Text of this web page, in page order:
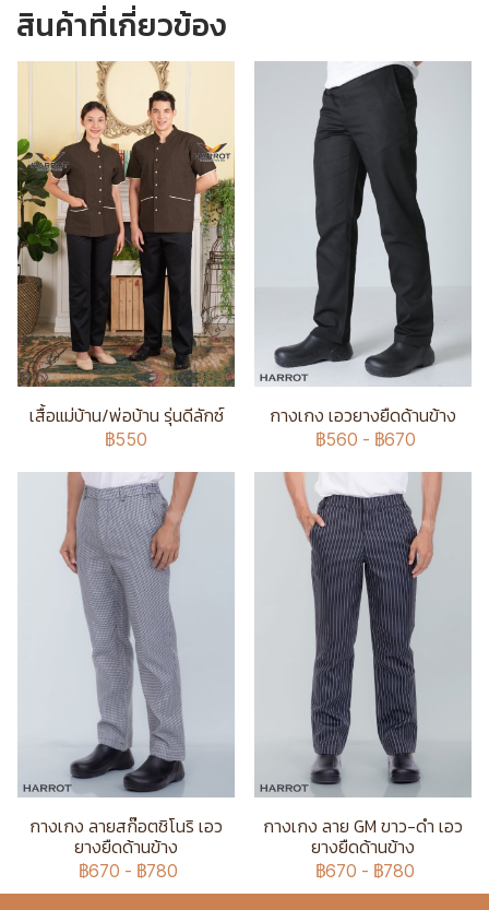
สินค้าที่เกี่ยวข้อง
เสื้อแม่บ้าน/พ่อบ้าน รุ่นดีลักซ์
฿550
กางเกง เอวยางยืดด้านข้าง
฿560 - ฿670
กางเกง ลายสก๊อตชิโนริ เอว
ยางยืดด้านข้าง
฿670 - ฿780
กางเกง ลาย GM ขาว-ดำ เอว
ยางยืดด้านข้าง
฿670 - ฿780